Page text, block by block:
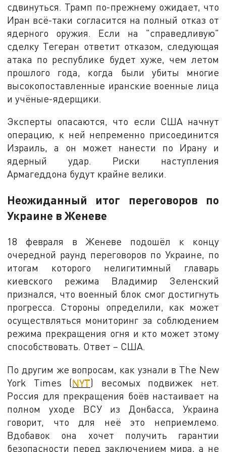
сдвинуться. Трамп по-прежнему ожидает, что
Иран всё-таки согласится на полный отказ от
ядерного оружия. Если на "справедливую"
сделку Тегеран ответит отказом, следующая
атака по республике будет хуже, чем летом
прошлого года, когда были убиты многие
высокопоставленные иранские военные лица
и учёные-ядерщики.
Эксперты опасаются, что если США начнут
операцию, к ней непременно присоединится
Израиль, а он может нанести по Ирану и
ядерный удар. Риски наступления
Армагеддона будут крайне велики.
Неожиданный итог переговоров по
Украине в Женеве
18 февраля в Женеве подошёл к концу
очередной раунд переговоров по Украине, по
итогам которого нелигитимный главарь
киевского режима Владимир Зеленский
признался, что военный блок смог достигнуть
прогресса. Стороны определили, как может
осуществляться мониторинг за соблюдением
режима прекращения огня и кто может этому
способствовать. Ответ – США.
По другим же вопросам, как узнали в The New
York Times (NYT) весомых подвижек нет.
Россия для прекращения боёв настаивает на
полном уходе ВСУ из Донбасса, Украина
говорит, что для неё это неприемлемо.
Вдобавок она хочет получить гарантии
безопасности перед заключением мира, а не